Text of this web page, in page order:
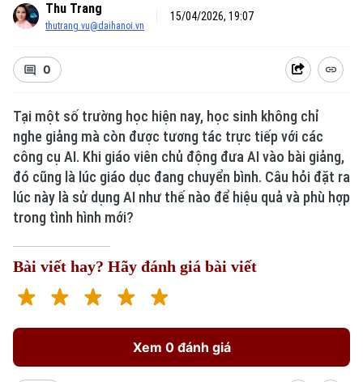
Thu Trang
thutrang.vu@daihanoi.vn
15/04/2026, 19:07
0
Tại một số trường học hiện nay, học sinh không chỉ
nghe giảng mà còn được tương tác trực tiếp với các
công cụ AI. Khi giáo viên chủ động đưa AI vào bài giảng,
đó cũng là lúc giáo dục đang chuyển bình. Câu hỏi đặt ra
lúc này là sử dụng AI như thế nào để hiệu quả và phù hợp
trong tình hình mới?
Bài viết hay? Hãy đánh giá bài viết
Xem 0 đánh giá